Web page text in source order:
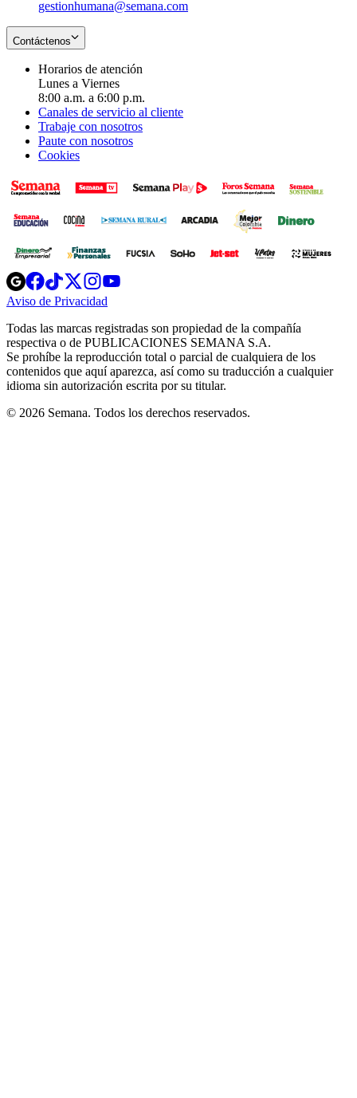
gestionhumana@semana.com
Contáctenos
Horarios de atención
Lunes a Viernes
8:00 a.m. a 6:00 p.m.
Canales de servicio al cliente
Trabaje con nosotros
Paute con nosotros
Cookies
Opens
in
new
Opens
in
new
Opens
in
new
window
Opens
new
windowwindow
Aviso de Privacidad
new
window
Todas las marcas registradas son propiedad de la compañía
respectiva o de PUBLICACIONES SEMANA S.A.
Se prohíbe la reproducción total o parcial de cualquiera de los
contenidos que aquí aparezca, así como su traducción a cualquier
idioma sin autorización escrita por su titular.
© 2026 Semana. Todos los derechos reservados.